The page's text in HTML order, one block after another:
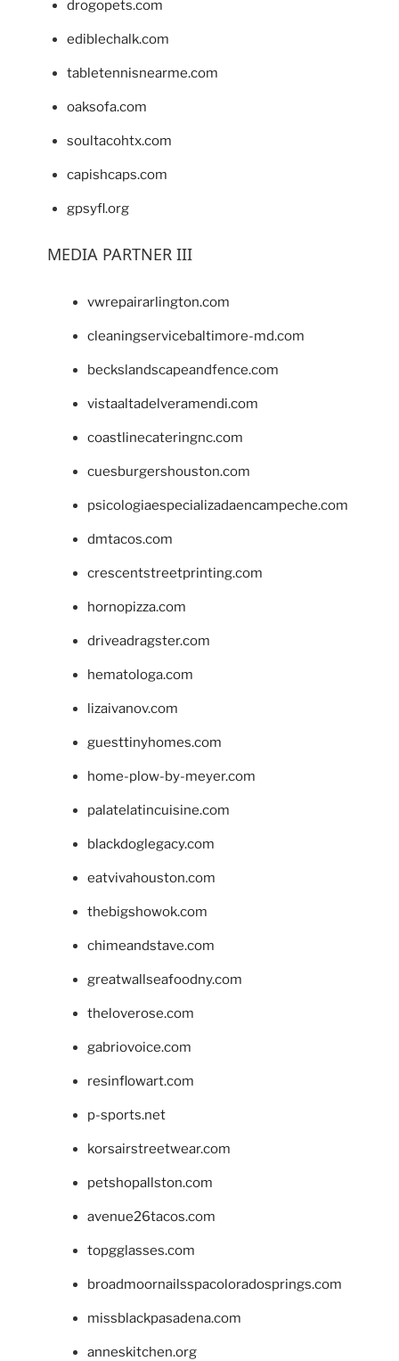
drogopets.com
ediblechalk.com
tabletennisnearme.com
oaksofa.com
soultacohtx.com
capishcaps.com
gpsyfl.org
MEDIA PARTNER III
vwrepairarlington.com
cleaningservicebaltimore-md.com
beckslandscapeandfence.com
vistaaltadelveramendi.com
coastlinecateringnc.com
cuesburgershouston.com
psicologiaespecializadaencampeche.com
dmtacos.com
crescentstreetprinting.com
hornopizza.com
driveadragster.com
hematologa.com
lizaivanov.com
guesttinyhomes.com
home-plow-by-meyer.com
palatelatincuisine.com
blackdoglegacy.com
eatvivahouston.com
thebigshowok.com
chimeandstave.com
greatwallseafoodny.com
theloverose.com
gabriovoice.com
resinflowart.com
p-sports.net
korsairstreetwear.com
petshopallston.com
avenue26tacos.com
topgglasses.com
broadmoornailsspacoloradosprings.com
missblackpasadena.com
anneskitchen.org